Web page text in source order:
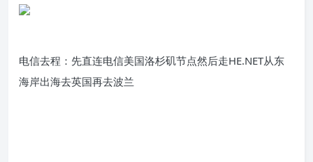
电信去程：先直连电信美国洛杉矶节点然后走HE.NET从东
海岸出海去英国再去波兰